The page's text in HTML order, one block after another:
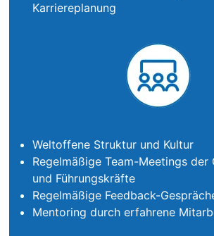
Karriereplanung
Weltoffene Struktur und Kultur
Regelmäßige Team-Meetings der
und Führungskräfte
Regelmäßige Feedback-
Mentoring durch erfahrene